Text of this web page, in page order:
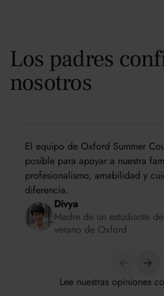
Los padres
nosotros
El equipo de Oxford Summer
posible para apoyar a nuestra
profesionalismo, amabilidad y
diferencia.
Divya
Madre de un estudiante
verano de Oxford
Lee nuestras opiniones